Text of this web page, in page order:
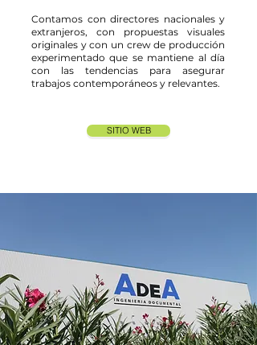
Contamos con directores nacionales y
extranjeros, con propuestas visuales
originales y con un crew de producción
experimentado que se mantiene al día
con las tendencias para asegurar
trabajos contemporáneos y relevantes.
SITIO WEB